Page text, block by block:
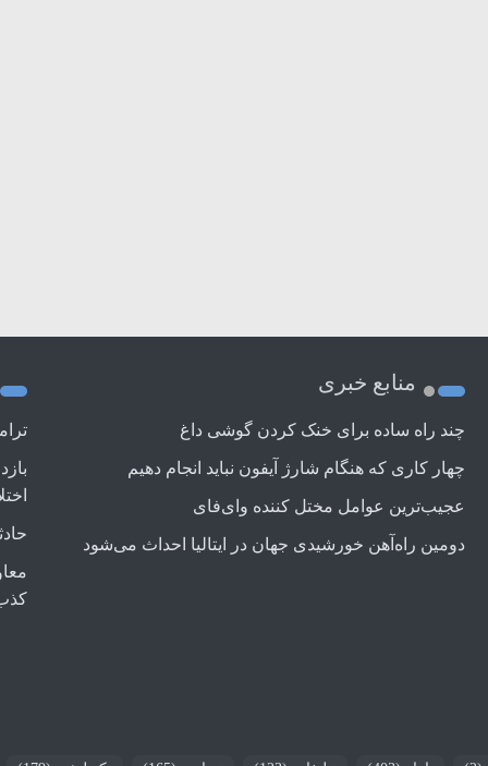
منابع خبری
چند راه‌ ساده برای خنک کردن گوشی داغ
چهار کاری که هنگام شارژ آیفون نباید انجام دهیم
عجیب‌ترین عوامل مختل کننده وای‌فای
دومین راه‌آهن خورشیدی جهان در ایتالیا احداث می‌شود